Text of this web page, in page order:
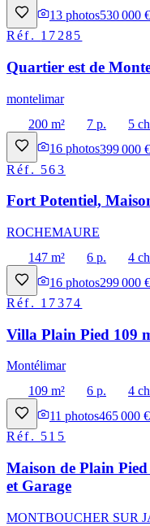
13 photos530 000 €
Réf. 17285
Quartier est de
montelimar
200 m²
7 p. 5
16 photos399 000 €
Réf. 563
Fort Potentiel,
ROCHEMAURE
147 m²
6 p. 4
16 photos299 000 €
Réf. 17374
Villa Plain Pied 109
Montélimar
109 m²
6 p. 4
11 photos465 000 €
Réf. 515
Maison de Plain
et Garage
MONTBOUCHER SUR